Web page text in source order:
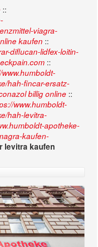
::
viagra-
kaufen ::
diflucan-lidfex-loitin-
::
hah-fincar-ersatz-
billig online ::
www.humboldt-
hah-levitra-
apotheke-
kaufen-
levitra kaufen